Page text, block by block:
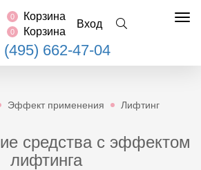
0 Корзина
0 Корзина
Вход
(495) 662-47-04
Эффект применения Лифтинг
средства с эффектом
лифтинга